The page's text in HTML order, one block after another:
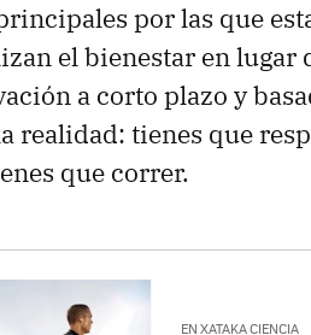
por las que
el bienestar en lugar
a corto plazo y
realidad: tienes que
que correr.
EN XATAKA CIENCIA